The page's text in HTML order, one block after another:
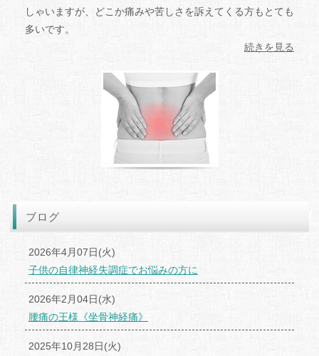
しゃいますが、どこか痛みや苦しさを訴えてくる方もとても
多いです。
続きを見る
2026年4月07日(火)
子供の自律神経失調症でお悩みの方に
2026年2月04日(水)
腰痛の王様《坐骨神経痛》
2025年10月28日(火)